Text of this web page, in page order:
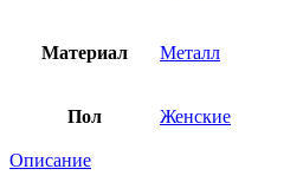
Материал Металл
Пол Женские
Описание